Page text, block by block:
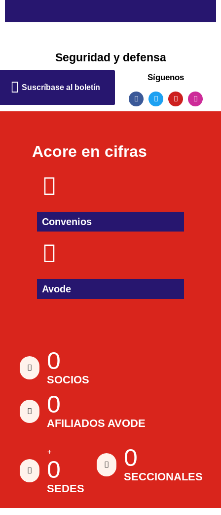
Seguridad y defensa
Suscríbase al boletín
Síguenos
Acore en cifras
Convenios
Avode
0
SOCIOS
0
AFILIADOS AVODE
+
0
SEDES
0
SECCIONALES